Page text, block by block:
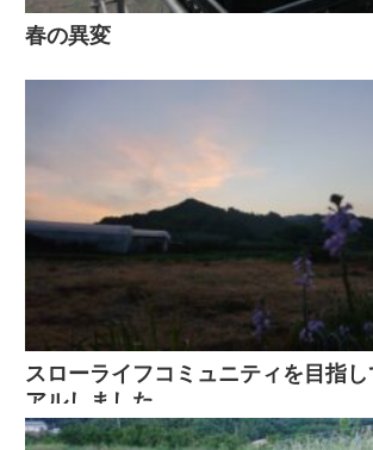
春の異変
スローライフコミュニティを目指
アルしました